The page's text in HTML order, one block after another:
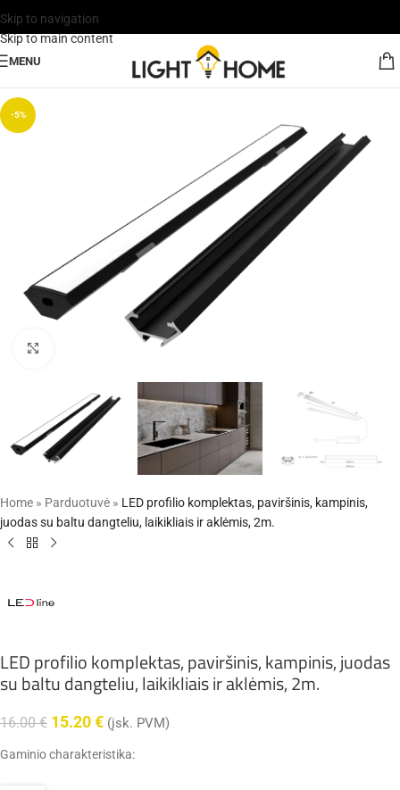
Skip to navigation
Skip to main content
MENU
-5%
Home » Parduotuvė » LED profilio komplektas, paviršinis, kampinis,
juodas su baltu dangteliu, laikikliais ir aklėmis, 2m.
LED profilio komplektas, paviršinis, kampinis, juodas
su baltu dangteliu, laikikliais ir aklėmis, 2m.
16.00€ 15.20€ (įsk. PVM)
Gaminio charakteristika: